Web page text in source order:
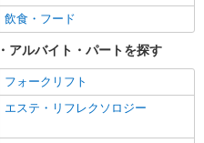
飲食・フード
アルバイト・パートを探す
フォークリフト
エステ・リフレクソロジー